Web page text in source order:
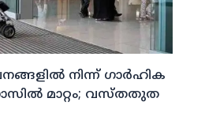
നിന്ന് ഗാര്‍ഹിക
മാറ്റം; വസ്തതുത